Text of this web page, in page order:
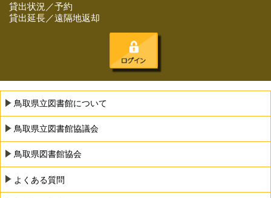
貸出状況／予約
貸出延長／遠隔地返却
鳥取県立図書館について
鳥取県立図書館協議会
鳥取県図書館協会
よくある質問